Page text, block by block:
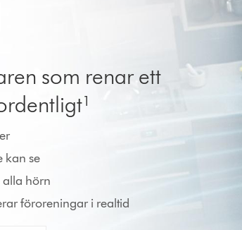
som renar ett
kan se
alla hörn
föroreningar i realtid